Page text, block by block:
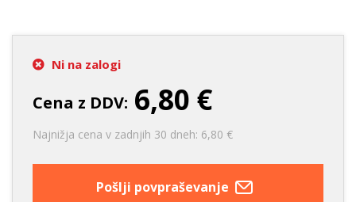
Ni na zalogi
Cena z DDV: 6,80 €
Najnižja cena v zadnjih 30 dneh: 6,80 €
Pošlji povpraševanje